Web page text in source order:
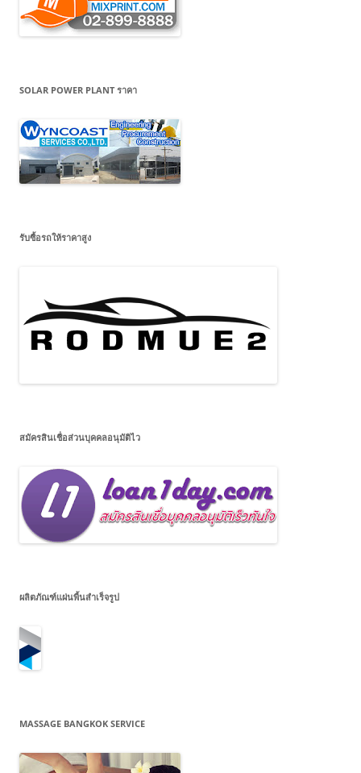
SOLAR POWER PLANT ราคา
รับซื้อรถให้ราคาสูง
สมัครสินเชื่อส่วนบุคคลอนุมัติไว
ผลิตภัณฑ์แผ่นพื้นสำเร็จรูป
MASSAGE BANGKOK SERVICE